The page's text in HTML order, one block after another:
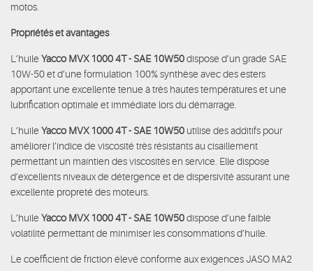
motos.
Propriétés et avantages
L’huile Yacco MVX 1000 4T - SAE 10W50dispose d’un grade SAE
10W-50 et d’une formulation 100% synthèse avec des esters
apportant une excellente tenue à très hautes températures et une
lubrification optimale et immédiate lors du démarrage.
L’huile Yacco MVX 1000 4T - SAE 10W50 utilise des additifs pour
améliorer l’indice de viscosité très résistants au cisaillement
permettant un maintien des viscosités en service. Elle dispose
d’excellents niveaux de détergence et de dispersivité assurant une
excellente propreté des moteurs.
L’huile Yacco MVX 1000 4T - SAE 10W50dispose d’une faible
volatilité permettant de minimiser les consommations d’huile.
Le coefficient de friction élevé conforme aux exigences JASO MA2